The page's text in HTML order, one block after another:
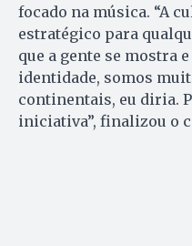
focado na música. “A
estratégico para
que a gente se mostra
identidade, somos
continentais, eu diria.
iniciativa”, finalizou o